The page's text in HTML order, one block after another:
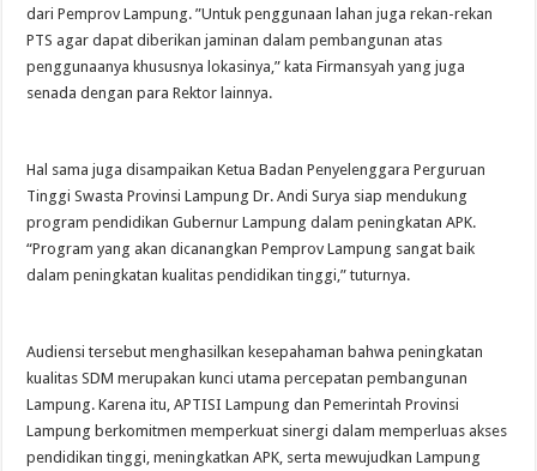
dari Pemprov Lampung. ”Untuk penggunaan lahan juga rekan-rekan
PTS agar dapat diberikan jaminan dalam pembangunan atas
penggunaanya khususnya lokasinya,” kata Firmansyah yang juga
senada dengan para Rektor lainnya.
Hal sama juga disampaikan Ketua Badan Penyelenggara Perguruan
Tinggi Swasta Provinsi Lampung Dr. Andi Surya siap mendukung
program pendidikan Gubernur Lampung dalam peningkatan APK.
“Program yang akan dicanangkan Pemprov Lampung sangat baik
dalam peningkatan kualitas pendidikan tinggi,” tuturnya.
Audiensi tersebut menghasilkan kesepahaman bahwa peningkatan
kualitas SDM merupakan kunci utama percepatan pembangunan
Lampung. Karena itu, APTISI Lampung dan Pemerintah Provinsi
Lampung berkomitmen memperkuat sinergi dalam memperluas akses
pendidikan tinggi, meningkatkan APK, serta mewujudkan Lampung